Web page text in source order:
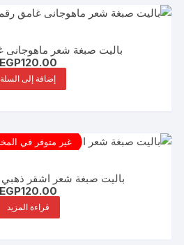
باليت صبغة شعر ماهوجانى
EGP120.00
إضافة إلى السلة
غير متوفر في
باليت صبغة شعر اشقر ذهبي
EGP120.00
قراءة المزيد